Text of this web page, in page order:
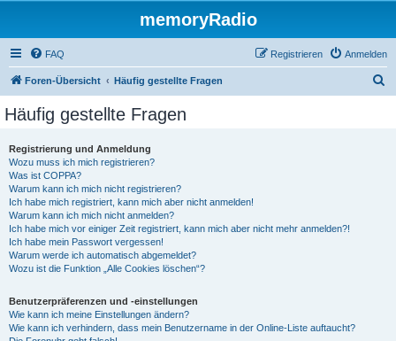
memoryRadio
FAQ Anmelden
Registrieren
Foren-Übersicht Häufig gestellte Fragen
Häufig gestellte Fragen
Registrierung und Anmeldung
Wozu muss ich mich registrieren?
Was ist COPPA?
Warum kann ich mich nicht registrieren?
Ich habe mich registriert, kann mich aber nicht anmelden!
Warum kann ich mich nicht anmelden?
Ich habe mich vor einiger Zeit registriert, kann mich aber nicht mehr anmelden?!
Ich habe mein Passwort vergessen!
Warum werde ich automatisch abgemeldet?
Wozu ist die Funktion „Alle Cookies löschen“?
Benutzerpräferenzen und -einstellungen
Wie kann ich meine Einstellungen ändern?
Wie kann ich verhindern, dass mein Benutzername in der Online-Liste auftaucht?